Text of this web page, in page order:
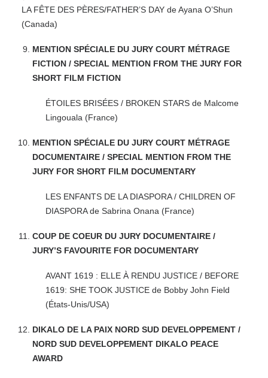
LA FÊTE DES PÈRES/FATHER’S DAY de Ayana O’Shun
(Canada)
MENTION SPÉCIALE DU JURY COURT MÉTRAGE
FICTION / SPECIAL MENTION FROM THE JURY FOR
SHORT FILM FICTION
ÉTOILES BRISÉES / BROKEN STARS de Malcome
Lingouala (France)
MENTION SPÉCIALE DU JURY COURT MÉTRAGE
DOCUMENTAIRE / SPECIAL MENTION FROM THE
JURY FOR SHORT FILM DOCUMENTARY
LES ENFANTS DE LA DIASPORA / CHILDREN OF
DIASPORA de Sabrina Onana (France)
COUP DE COEUR DU JURY DOCUMENTAIRE /
JURY’S FAVOURITE FOR DOCUMENTARY
AVANT 1619 : ELLE À RENDU JUSTICE / BEFORE
1619: SHE TOOK JUSTICE de Bobby John Field
(États-Unis/USA)
DIKALO DE LA PAIX NORD SUD DEVELOPPEMENT /
NORD SUD DEVELOPPEMENT DIKALO PEACE
AWARD